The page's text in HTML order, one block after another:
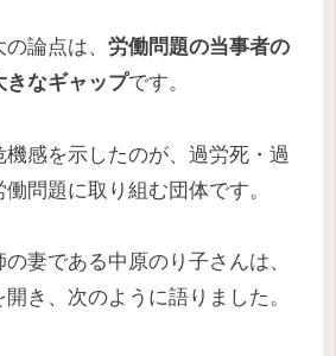
論点は、 労働問題の当事者の
きなギャップです。
感を示したのが、過労死・過
問題に取り組む団体です。
妻である中原のり子さんは、
き、次のように語りました。